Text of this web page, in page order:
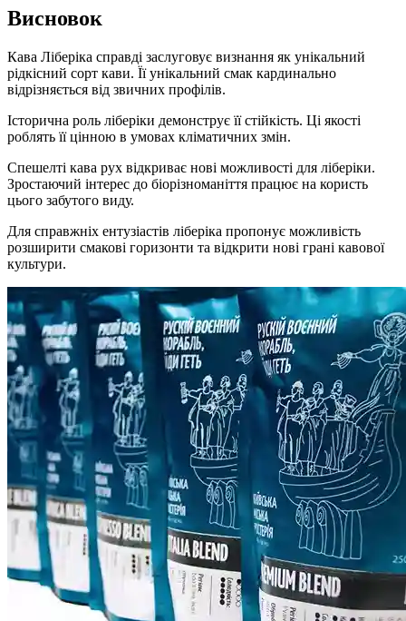
Висновок
Кава Ліберіка справді заслуговує визнання як унікальний
рідкісний сорт кави. Її унікальний смак кардинально
відрізняється від звичних профілів.
Історична роль ліберіки демонструє її стійкість. Ці якості
роблять її цінною в умовах кліматичних змін.
Спешелті кава рух відкриває нові можливості для ліберіки.
Зростаючий інтерес до біорізноманіття працює на користь
цього забутого виду.
Для справжніх ентузіастів ліберіка пропонує можливість
розширити смакові горизонти та відкрити нові грані кавової
культури.